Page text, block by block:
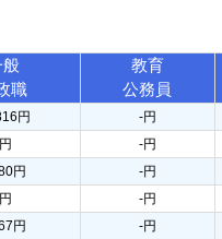
職
教育
公務員
円 -円
-円
円 -円
-円
円 -円